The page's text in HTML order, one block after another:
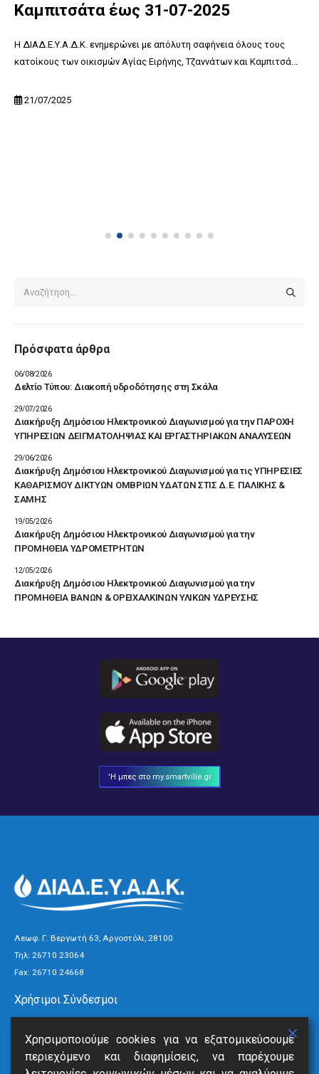
Καμπιτσάτα έως 31-07-2025
Η ΔΙΑΔ.Ε.Υ.Α.Δ.Κ. ενημερώνει με απόλυτη σαφήνεια όλους τους
κατοίκους των οικισμών Αγίας Ειρήνης, Τζαννάτων και Καμπιτσά...
21/07/2025
Πρόσφατα άρθρα
Δελτίο Τύπου: Διακοπή υδροδότησης στη Σκάλα
06/08/2026
Διακήρυξη Δημόσιου Ηλεκτρονικού Διαγωνισμού για την ΠΑΡΟΧΗ
ΥΠΗΡΕΣΙΩΝ ΔΕΙΓΜΑΤΟΛΗΨΙΑΣ ΚΑΙ ΕΡΓΑΣΤΗΡΙΑΚΩΝ ΑΝΑΛΥΣΕΩΝ
29/07/2026
Διακήρυξη Δημόσιου Ηλεκτρονικού Διαγωνισμού για τις ΥΠΗΡΕΣΙΕΣ
ΚΑΘΑΡΙΣΜΟΥ ΔΙΚΤΥΩΝ ΟΜΒΡΙΩΝ ΥΔΑΤΩΝ ΣΤΙΣ Δ.Ε. ΠΑΛΙΚΗΣ &
ΣΑΜΗΣ
29/06/2026
Διακήρυξη Δημόσιου Ηλεκτρονικού Διαγωνισμού για την
ΠΡΟΜΗΘΕΙΑ ΥΔΡΟΜΕΤΡΗΤΩΝ
19/05/2026
Διακήρυξη Δημόσιου Ηλεκτρονικού Διαγωνισμού για την
ΠΡΟΜΗΘΕΙΑ ΒΑΝΩΝ & ΟΡΕΙΧΑΛΚΙΝΩΝ ΥΛΙΚΩΝ ΥΔΡΕΥΣΗΣ
12/05/2026
'Η μπες στο my.smartville.gr
Λεωφ. Γ. Βεργωτή 63, Αργοστόλι, 28100
Τηλ: 26710 23064
Fax: 26710 24668
Χρήσιμοι Σύνδεσμοι
Ανακοινώσεις
Νέα
Χρησιμοποιούμε cookies για να εξατομικεύσουμε
περιεχόμενο και διαφημίσεις, να παρέχουμε